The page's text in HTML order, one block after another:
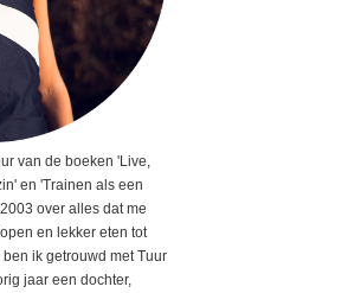
van de boeken 'Live,
en 'Trainen als een
over alles dat me
en lekker eten tot
ik getrouwd met Tuur
jaar een dochter,